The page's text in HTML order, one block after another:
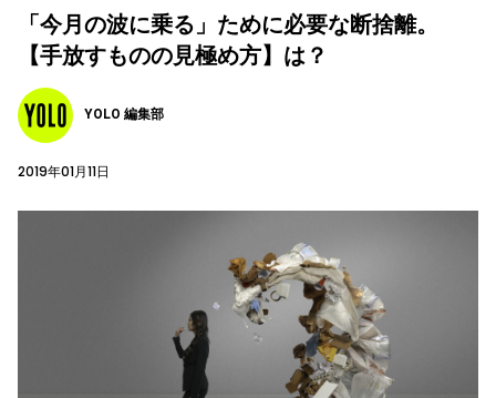
「今月の波に乗る」ために必要な断捨離。
【手放すものの見極め方】は？
YOLO 編集部
2019年01月11日